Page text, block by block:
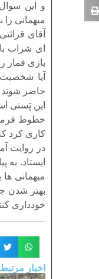
و این
میهمانی را
آقای
ای شراب
بازی قمار
آیا
حاضر شوند
این پَستی
خطوط قرمز
کاری کرد
در روایت
ایستاد. به
میهمانی
بهتر شدن
خودداری
اخبار مرتبط